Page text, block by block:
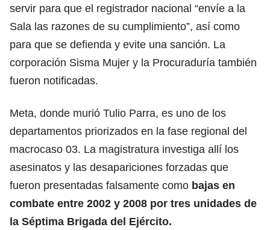
servir para que el registrador nacional “envíe a la
Sala las razones de su cumplimiento”, así como
para que se defienda y evite una sanción. La
corporación Sisma Mujer y la Procuraduría también
fueron notificadas.
Meta, donde murió Tulio Parra, es uno de los
departamentos priorizados en la fase regional del
macrocaso 03. La magistratura investiga allí los
asesinatos y las desapariciones forzadas que
fueron presentadas falsamente como bajas en
combate entre 2002 y 2008 por tres unidades de
la Séptima Brigada del Ejército.